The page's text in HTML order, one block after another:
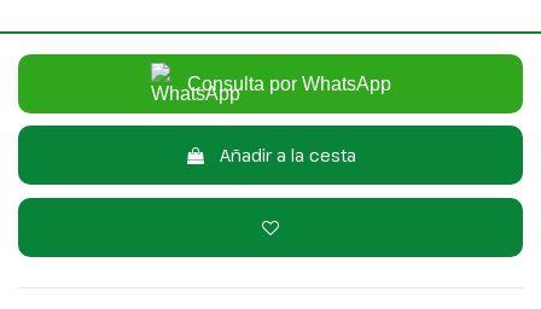
Consulta por WhatsApp
Añadir a la cesta